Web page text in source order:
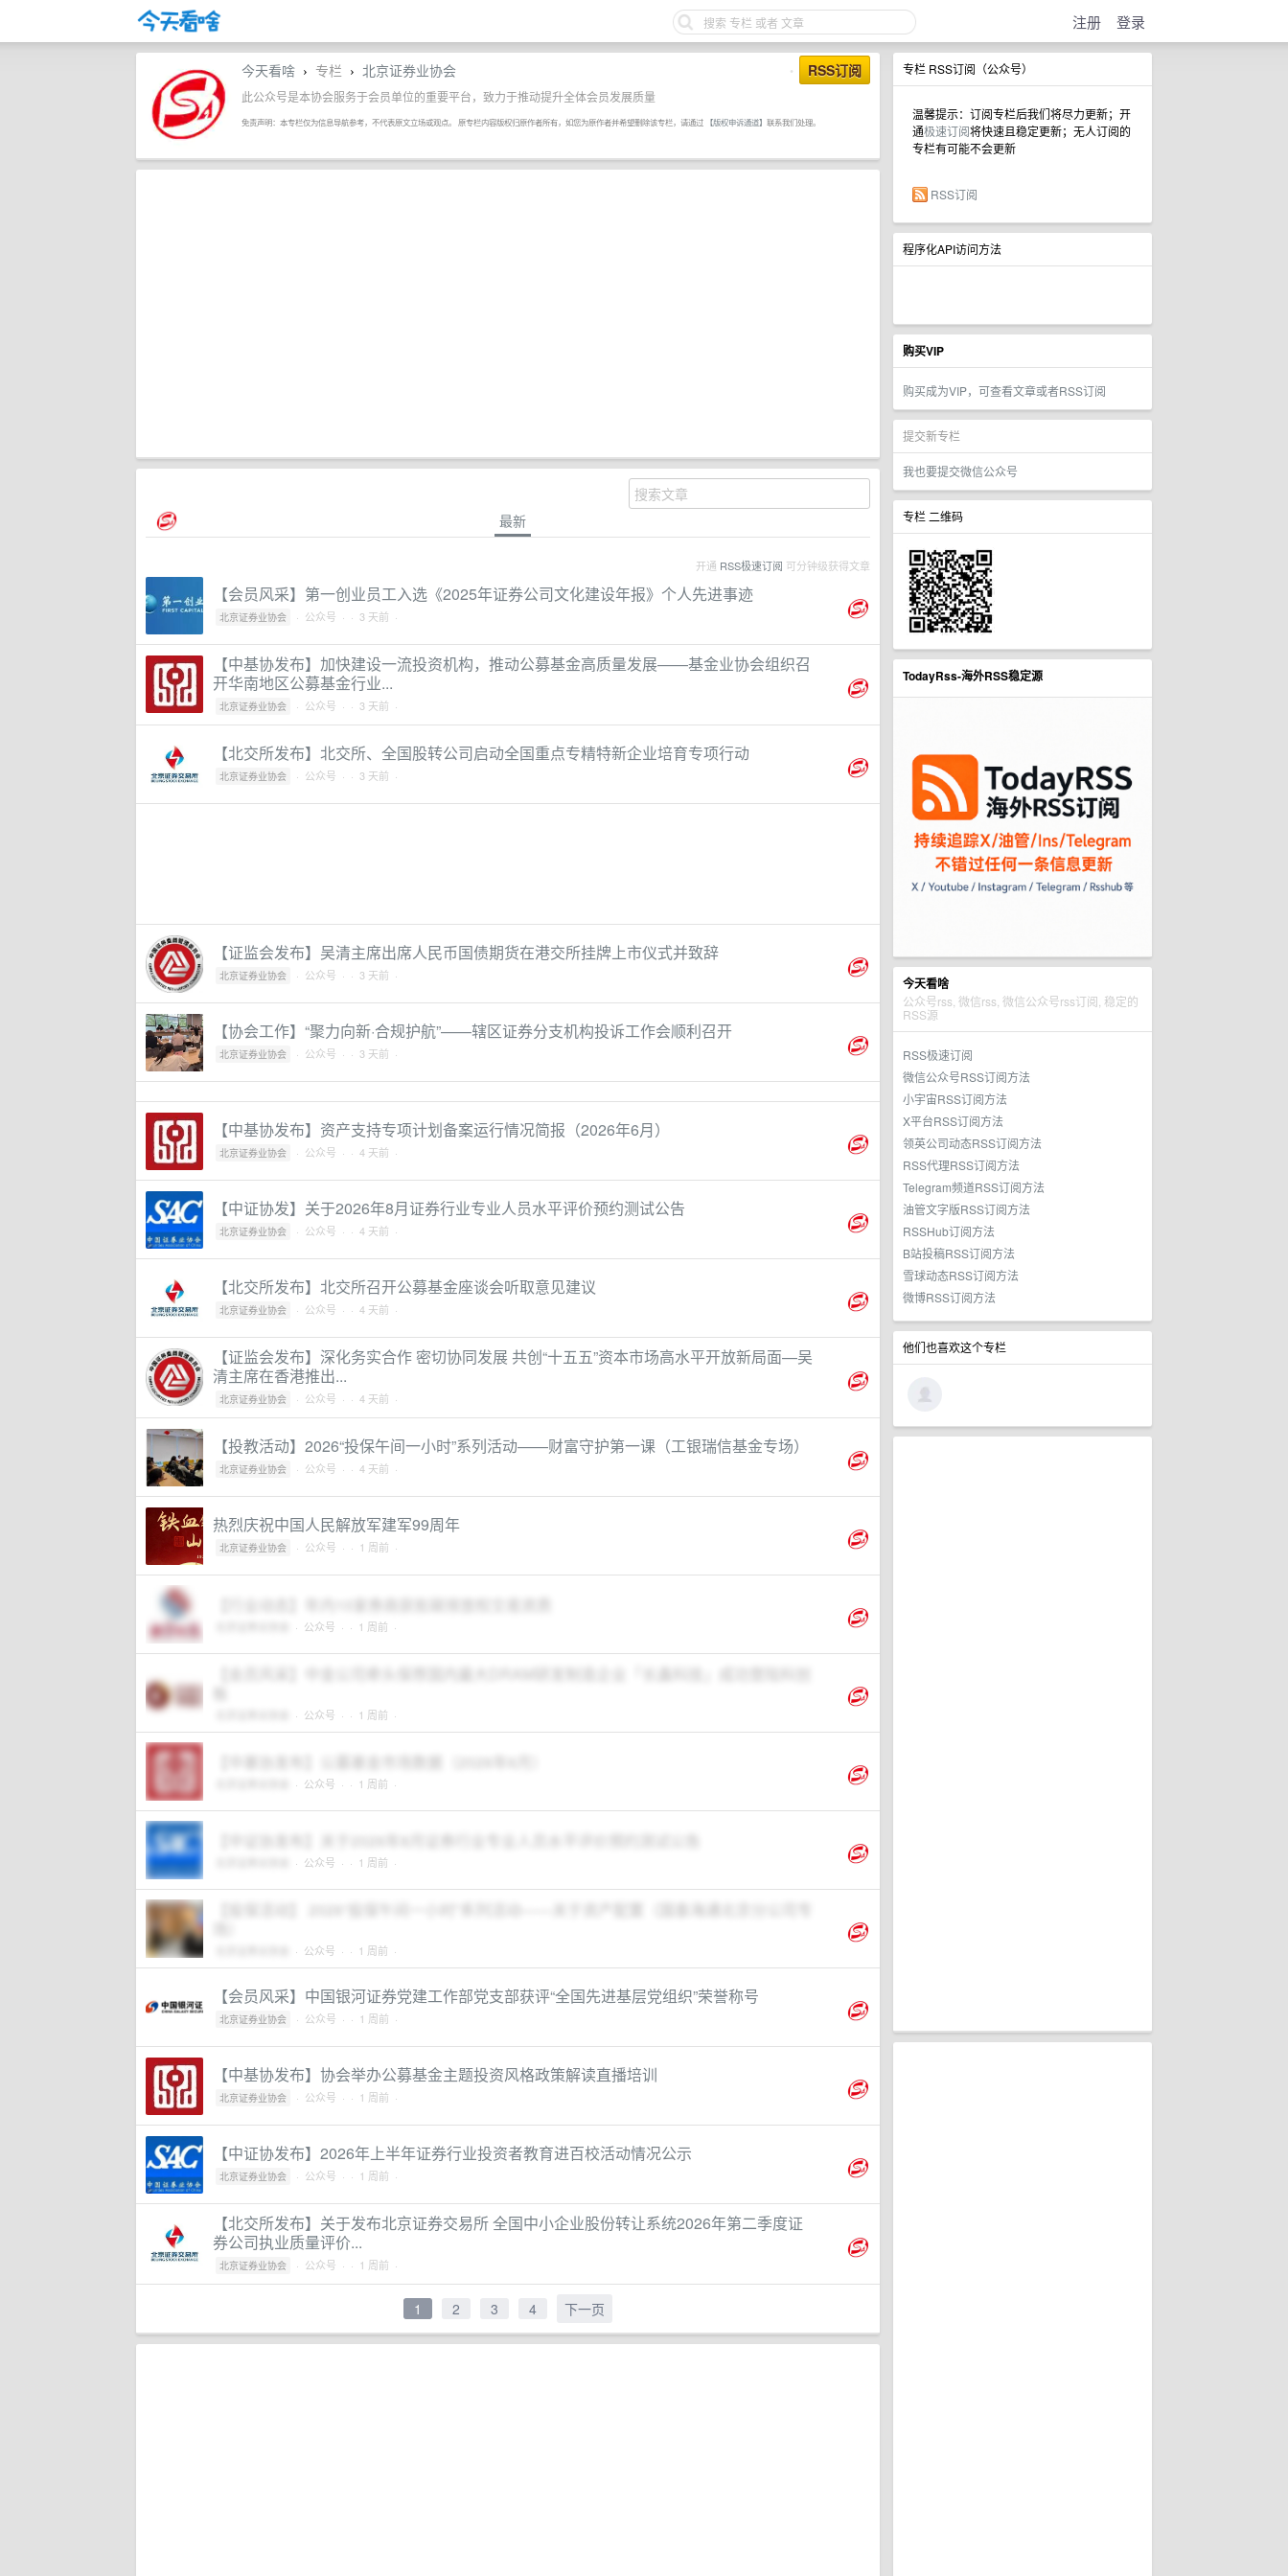
注册 登录
专栏 RSS订阅（公众号）
温馨提示：订阅专栏后我们将尽力更新；开
通极速订阅将快速且稳定更新；无人订阅的
专栏有可能不会更新
RSS订阅
程序化API访问方法
购买VIP
购买成为VIP，可查看文章或者RSS订阅
提交新专栏
我也要提交微信公众号
专栏 二维码
TodayRss-海外RSS稳定源
今天看啥
公众号rss, 微信rss, 微信公众号rss订阅, 稳定的
RSS源
RSS极速订阅
微信公众号RSS订阅方法
小宇宙RSS订阅方法
X平台RSS订阅方法
领英公司动态RSS订阅方法
RSS代理RSS订阅方法
Telegram频道RSS订阅方法
油管文字版RSS订阅方法
RSSHub订阅方法
B站投稿RSS订阅方法
雪球动态RSS订阅方法
微博RSS订阅方法
他们也喜欢这个专栏
• RSS订阅
今天看啥 › 专栏 › 北京证券业协会
此公众号是本协会服务于会员单位的重要平台，致力于推动提升全体会员发展质量
免责声明：本专栏仅为信息导航参考，不代表原文立场或观点。 原专栏内容版权归原作者所有，如您为原作者并希望删除该专栏，请通过 【版权申诉通道】 联系我们处理。
最新
开通 RSS极速订阅 可分钟级获得文章
【会员风采】第一创业员工入选《2025年证券公司文化建设年报》个人先进事迹
北京证券业协会 · 公众号 · · 3 天前 ·
【中基协发布】加快建设一流投资机构，推动公募基金高质量发展——基金业协会组织召
开华南地区公募基金行业...
北京证券业协会 · 公众号 · · 3 天前 ·
【北交所发布】北交所、全国股转公司启动全国重点专精特新企业培育专项行动
北京证券业协会 · 公众号 · · 3 天前 ·
【证监会发布】吴清主席出席人民币国债期货在港交所挂牌上市仪式并致辞
北京证券业协会 · 公众号 · · 3 天前 ·
【协会工作】“聚力向新·合规护航”——辖区证券分支机构投诉工作会顺利召开
北京证券业协会 · 公众号 · · 3 天前 ·
【中基协发布】资产支持专项计划备案运行情况简报（2026年6月）
北京证券业协会 · 公众号 · · 4 天前 ·
【中证协发】关于2026年8月证券行业专业人员水平评价预约测试公告
北京证券业协会 · 公众号 · · 4 天前 ·
【北交所发布】北交所召开公募基金座谈会听取意见建议
北京证券业协会 · 公众号 · · 4 天前 ·
【证监会发布】深化务实合作 密切协同发展 共创“十五五”资本市场高水平开放新局面—吴
清主席在香港推出...
北京证券业协会 · 公众号 · · 4 天前 ·
【投教活动】2026“投保午间一小时”系列活动——财富守护第一课（工银瑞信基金专场）
北京证券业协会 · 公众号 · · 4 天前 ·
热烈庆祝中国人民解放军建军99周年
北京证券业协会 · 公众号 · · 1 周前 ·
· 公众号 · · 1 周前 ·
【会员风采】中金公司牵头保荐国内最大DRAM研发制造企业「长鑫科技」成功登陆科创
· 公众号 · · 1 周前 ·
【中基协发布】公募基金市场数据（2026年6月）
· 公众号 · · 1 周前 ·
· 公众号 · · 1 周前 ·
· 公众号 · · 1 周前 ·
【会员风采】中国银河证券党建工作部党支部获评“全国先进基层党组织”荣誉称号
北京证券业协会 · 公众号 · · 1 周前 ·
【中基协发布】协会举办公募基金主题投资风格政策解读直播培训
北京证券业协会 · 公众号 · · 1 周前 ·
【中证协发布】2026年上半年证券行业投资者教育进百校活动情况公示
北京证券业协会 · 公众号 · · 1 周前 ·
【北交所发布】关于发布北京证券交易所 全国中小企业股份转让系统2026年第二季度证
券公司执业质量评价...
北京证券业协会 · 公众号 · · 1 周前 ·
1 2 3 4 下一页